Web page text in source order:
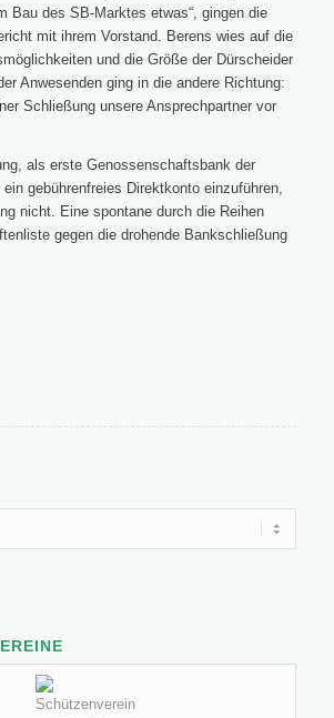
Bau des SB-Marktes etwas“, gingen die
mit ihrem Vorstand. Berens wies auf die
und die Größe der Dürscheider
Anwesenden ging in die andere Richtung:
Schließung unsere Ansprechpartner vor
als erste Genossenschaftsbank der
gebührenfreies Direktkonto einzuführen,
nicht. Eine spontane durch die Reihen
gegen die drohende Bankschließung